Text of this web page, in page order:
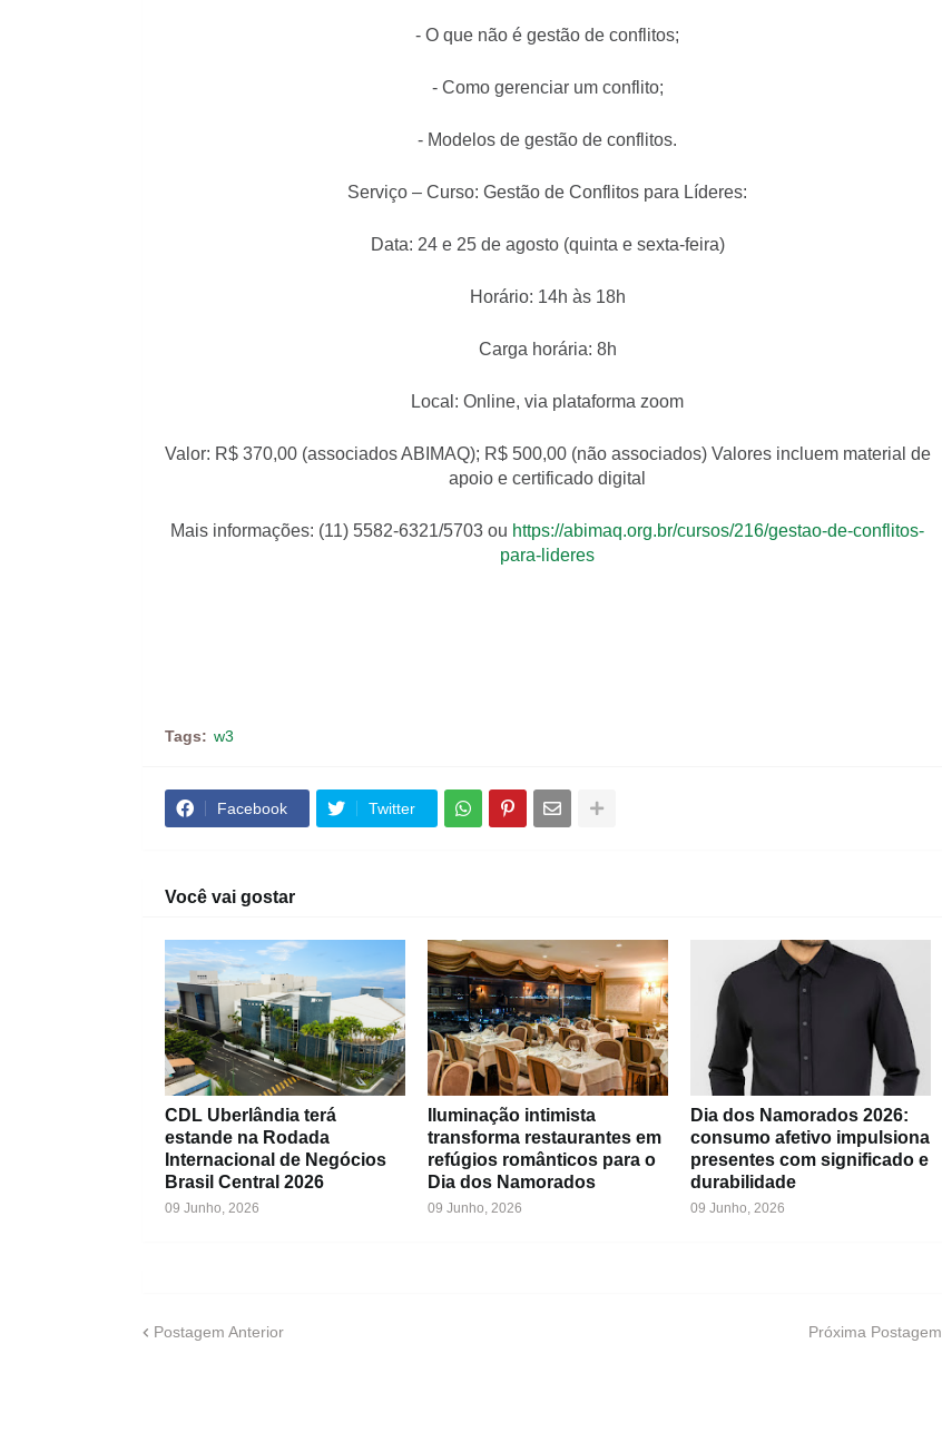
- O que não é gestão de conflitos;
- Como gerenciar um conflito;
- Modelos de gestão de conflitos.
Serviço – Curso: Gestão de Conflitos para Líderes:
Data: 24 e 25 de agosto (quinta e sexta-feira)
Horário: 14h às 18h
Carga horária: 8h
Local: Online, via plataforma zoom
Valor: R$ 370,00 (associados ABIMAQ); R$ 500,00 (não associados) Valores incluem material de
apoio e certificado digital
Mais informações: (11) 5582-6321/5703 ou https://abimaq.org.br/cursos/216/gestao-de-conflitos-
para-lideres
Tags: w3
Facebook Twitter
Você vai gostar
CDL Uberlândia terá
estande na Rodada
Internacional de Negócios
Brasil Central 2026
09 Junho, 2026
Iluminação intimista
transforma restaurantes em
refúgios românticos para o
Dia dos Namorados
09 Junho, 2026
Dia dos Namorados 2026:
consumo afetivo impulsiona
presentes com significado e
durabilidade
09 Junho, 2026
Postagem Anterior Próxima Postagem